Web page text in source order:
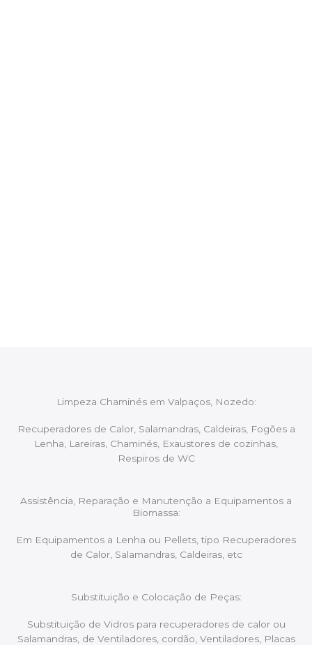
Limpeza Chaminés em Valpaços, Nozedo:
Recuperadores de Calor, Salamandras, Caldeiras, Fogões a
Lenha, Lareiras, Chaminés, Exaustores de cozinhas,
Respiros de WC
Assistência, Reparação e Manutenção a Equipamentos a
Biomassa:
Em Equipamentos a Lenha ou Pellets, tipo Recuperadores
de Calor, Salamandras, Caldeiras, etc
Substituição e Colocação de Peças:
Substituição de Vidros para recuperadores de calor ou
Salamandras, de Ventiladores, cordão, Ventiladores, Placas